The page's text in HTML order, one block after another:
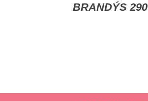
BRANDÝS 290